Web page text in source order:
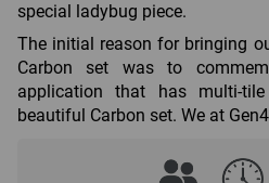
special ladybug piece.
The initial reason for bringing
Carbon set was to
application that has multi-
beautiful Carbon set. We at